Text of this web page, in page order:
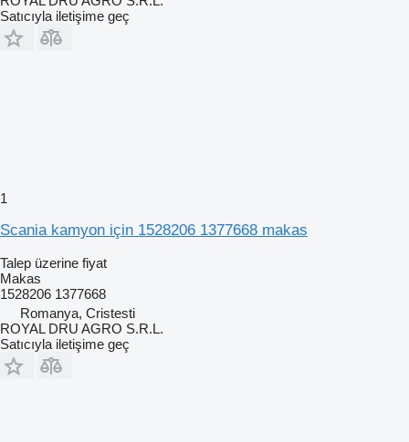
Satıcıyla iletişime geç
1
Scania kamyon için 1528206 1377668 makas
Talep üzerine fiyat
Makas
1528206 1377668
Romanya, Cristesti
ROYAL DRU AGRO S.R.L.
Satıcıyla iletişime geç